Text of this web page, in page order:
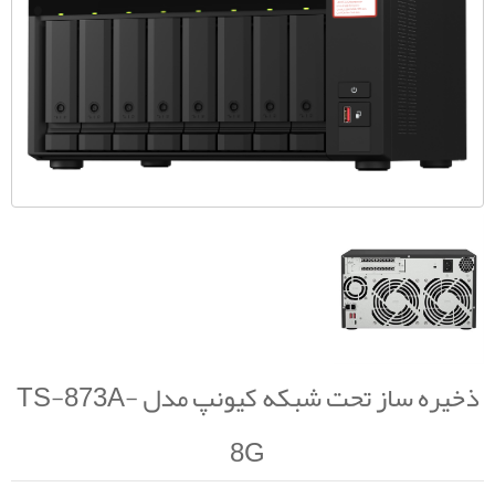
ذخیره ساز تحت شبکه کیونپ مدل TS-873A-
8G